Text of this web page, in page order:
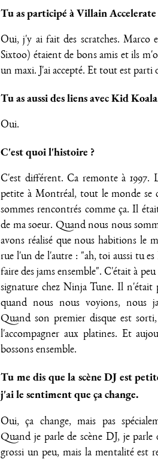
Tu as participé à Villain Accelerate
Oui, j'y ai fait des scratches.
Sixtoo) étaient de bons amis et ils
un maxi. J'ai accepté. Et tout est parti
Tu as aussi des liens avec Kid
Oui.
C'est quoi l'histoire ?
C'est différent. Ca remonte à 1997.
petite à Montréal, tout le monde se
sommes rencontrés comme ça. Il
de ma soeur. Quand nous nous
avons réalisé que nous habitions le
rue l'un de l'autre : "ah, toi aussi tu es
faire des jams ensemble". C'était à peu
signature chez Ninja Tune. Il n'était
quand nous nous voyions, nous
Quand son premier disque est
l'accompagner aux platines. Et
bossons ensemble.
Tu me dis que la scène DJ est
j'ai le sentiment que ça change.
Oui, ça change, mais pas
Quand je parle de scène DJ, je parle
grossi un peu, mais la mentalité est